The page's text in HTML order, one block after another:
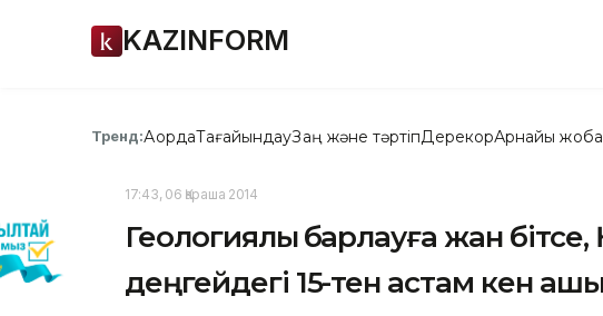
KAZINFORM
Тренд:АқордаТағайындауЗаң және тәртіпДерекқорАрнайы жоба
17:43, 06 Қараша 2014
Геологиялық барлауға жан бітсе,
деңгейдегі 15-тен астам кен